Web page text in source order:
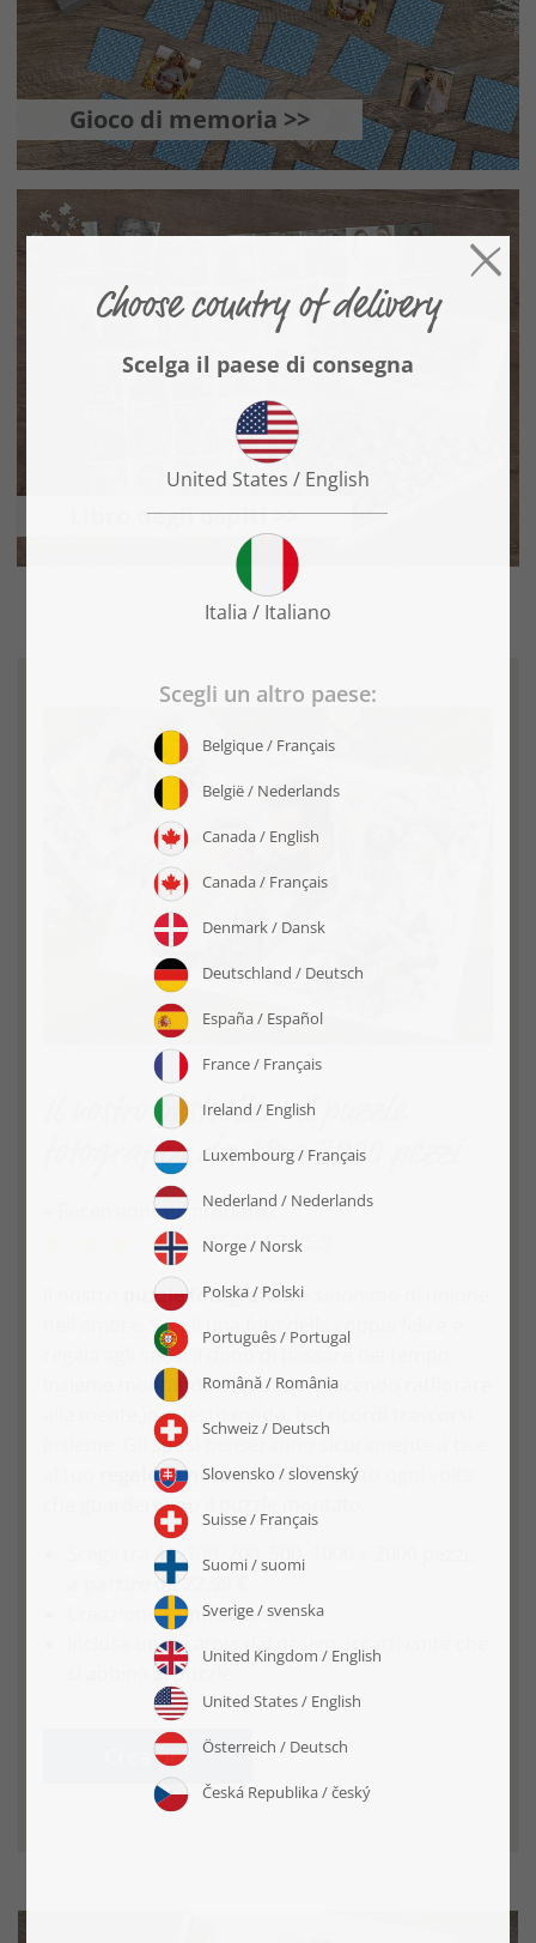
Gioco di memoria >>
Libro degli ospiti >>
Il nostro bestseller: il puzzle
fotografico da 48 a 2000 pezzi
» Recensioni sul prodotto:
(4533) 4,76/
puzzle fotograficoè sinonimo di unione
nell'amore. Scegli una foto della coppia felice e
regala agli sposi il dono di passare del tempo
insieme montando un puzzle e facendo raffiorare
alla mente,in questo modo, bei ricordi trascorsi
insieme. Gli sposi penseranno sicuramente a te e
regalo di nozzepersonalizzato ogni volta
che guarderanno il puzzle montato.
Scegli tra 48, 100, 200, 500, 1000 e 2000 pezzi,
a partire da 22,99 €
Creazione semplicissima
Inclusa una scatola dal design accattivante che
si abbina al puzzle
Crea ora